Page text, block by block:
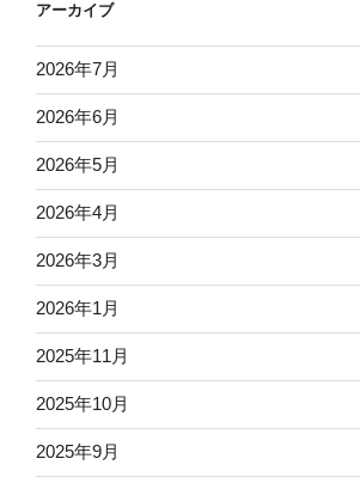
アーカイブ
2026年7月
2026年6月
2026年5月
2026年4月
2026年3月
2026年1月
2025年11月
2025年10月
2025年9月